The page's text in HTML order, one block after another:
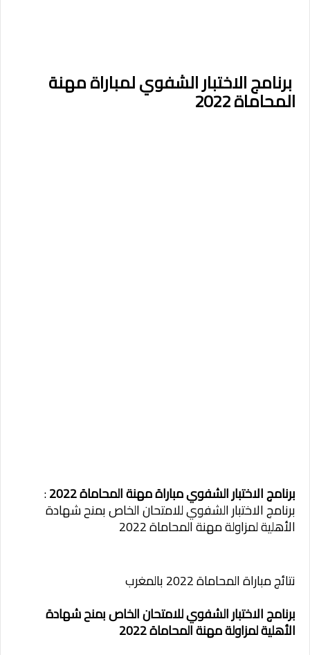
برنامج الاختبار الشفوي لمباراة مهنة
المحاماة 2022
برنامج الاختبار الشفوي مباراة مهنة المحاماة 2022 :
برنامج الاختبار الشفوي للامتحان الخاص بمنح شهادة
الأهلية لمزاولة مهنة المحاماة 2022
نتائج مباراة المحاماة 2022 بالمغرب
برنامج الاختبار الشفوي للامتحان الخاص بمنح شهادة
الأهلية لمزاولةمهنة المحاماة 2022